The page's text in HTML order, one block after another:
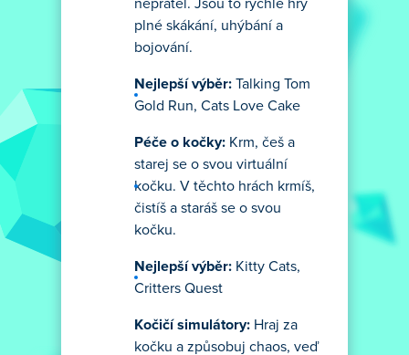
nepřátel. Jsou to rychlé hry
plné skákání, uhýbání a
bojování.
Nejlepší výběr: Talking Tom
Gold Run, Cats Love Cake
Péče o kočky: Krm, češ a
starej se o svou virtuální
kočku. V těchto hrách krmíš,
čistíš a staráš se o svou
kočku.
Nejlepší výběr: Kitty Cats,
Critters Quest
Kočičí simulátory: Hraj za
kočku a způsobuj chaos, veď